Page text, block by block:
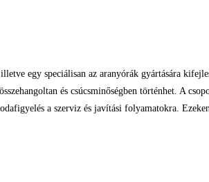
egy speciálisan az aranyórák gyártására
és csúcsminőségben történhet. A
a szerviz és javítási folyamatokra.